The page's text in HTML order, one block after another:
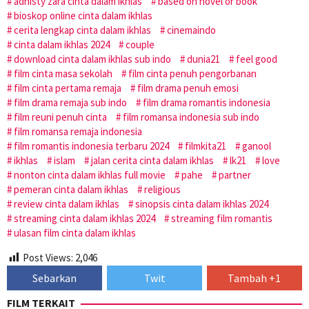
bioskop online cinta dalam ikhlas
cerita lengkap cinta dalam ikhlas
cinemaindo
cinta dalam ikhlas 2024
couple
download cinta dalam ikhlas sub indo
dunia21
feel good
film cinta masa sekolah
film cinta penuh pengorbanan
film cinta pertama remaja
film drama penuh emosi
film drama remaja sub indo
film drama romantis indonesia
film reuni penuh cinta
film romansa indonesia sub indo
film romansa remaja indonesia
film romantis indonesia terbaru 2024
filmkita21
ganool
ikhlas
islam jalan cerita cinta dalam ikhlas lk21
love
nonton cinta dalam ikhlas full movie
pahe
partner
pemeran cinta dalam ikhlas
religious
review cinta dalam ikhlas
sinopsis cinta dalam ikhlas 2024
streaming cinta dalam ikhlas 2024
streaming film romantis
ulasan film cinta dalam ikhlas
Post Views: 2,046
Sebarkan Twit
Tambah +1
FILM TERKAIT